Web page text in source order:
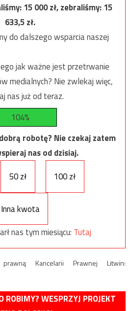
15 000zł, zebraliśmy:15
633,5zł.
do dalszego wsparcia naszej
jak ważne jest przetrwanie
medialnych? Nie zwlekaj więc,
nas już od teraz.
104%
robotę? Nie czekaj zatem
nas od dzisiaj.
50 zł 100 zł
Inna kwota
nas tym miesiącu: Tutaj
Kancelarii Prawnej Litwin:
ROBIMY? WESPRZYJ PROJEKT